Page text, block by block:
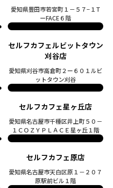
愛知県豊田市若宮町１－５７−１T
ーFACE６階
セルフカフェルビットタウン
刈谷店
愛知県刈谷市高倉町２ー６０１ルビ
ットタウン刈谷
セルフカフェ星ヶ丘店
愛知県名古屋市千種区井上町５０－
１ＣＯＺＹＰＬＡＣＥ星ヶ丘１階
セルフカフェ原店
愛知県名古屋市天白区原１－２０７
原駅前ビル１階